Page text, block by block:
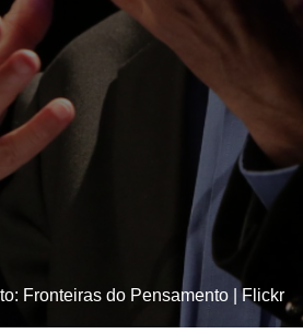
Fronteiras do Pensamento | Flickr